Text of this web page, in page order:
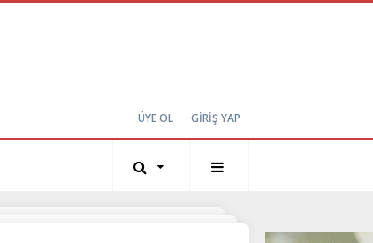
ÜYE OL GİRİŞ YAP